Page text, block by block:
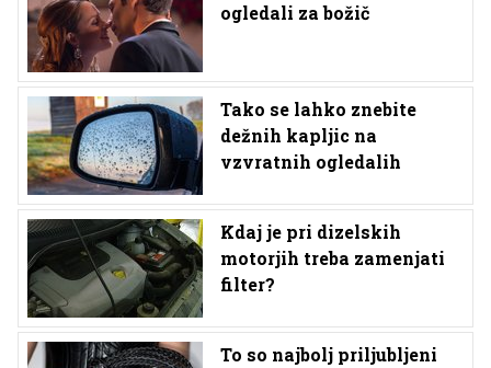
ogledali za božič
Tako se lahko znebite
dežnih kapljic na
vzvratnih ogledalih
Kdaj je pri dizelskih
motorjih treba zamenjati
filter?
To so najbolj priljubljeni